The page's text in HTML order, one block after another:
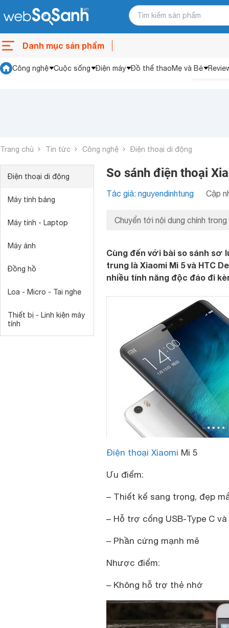
Danh mục sản phẩm
Công nghệ Cuộc sống Điện máy Đồ thể thaoMẹ và Bé
Trang chủ Tin tức Công nghệ Điện thoại di động
Điện thoại di động
Máy tính bảng
Máy tính - Laptop
Máy ảnh
Đồng hồ
Loa - Micro - Tai nghe
Thiết bị - Linh kiện máy
tính
So sánh điện thoại
Tác giả: nguyendinhtung Cập
Chuyển tới nội dung chính trong
Cùng đến với bài so sánh sơ
trung là Xiaomi Mi 5 và HTC
nhiều tính năng độc đáo đi
Điện thoại Xiaomi Mi 5
Ưu điểm:
– Thiết kế sang trọng, đẹp
– Hỗ trợ cổng USB-Type C
– Phần cứng mạnh mẽ
Nhược điểm:
– Không hỗ trợ thẻ nhớ